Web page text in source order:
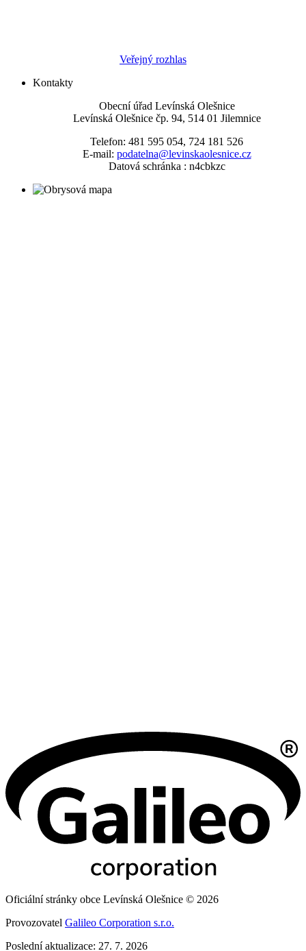
Veřejný rozhlas
Kontakty
Obecní úřad Levínská Olešnice
Levínská Olešnice čp. 94, 514 01 Jilemnice
Telefon: 481 595 054, 724 181 526
E-mail: podatelna@levinskaolesnice.cz
Datová schránka : n4cbkzc
Oficiální stránky obce Levínská Olešnice © 2026
Provozovatel Galileo Corporation s.r.o.
Poslední aktualizace: 27. 7. 2026